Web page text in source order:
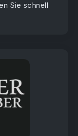
Sie schnell